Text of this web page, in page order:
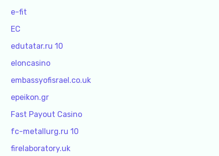
e-fit
EC
edutatar.ru 10
eloncasino
embassyofisrael.co.uk
epeikon.gr
Fast Payout Casino
fc-metallurg.ru 10
firelaboratory.uk